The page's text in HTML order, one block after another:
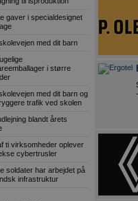
gaver i specialdesignet
med dit barn
i større
med dit barn og
trafik ved skolen
blandt årets
ti virksomheder oplever
cybertrusler
soldater har arbejdet på
infrastruktur